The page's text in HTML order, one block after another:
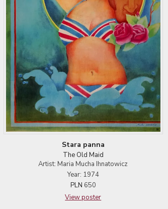
Stara panna
The Old Maid
Artist: Maria Mucha Ihnatowicz
Year: 1974
PLN 650
View poster